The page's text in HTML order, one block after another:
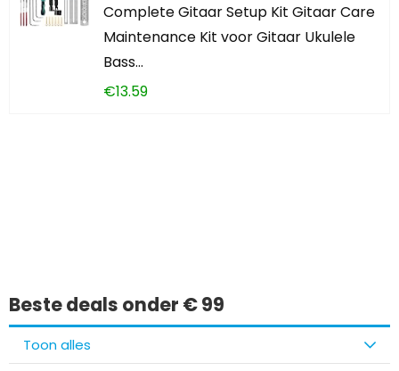
Complete Gitaar Setup Kit Gitaar Care
Maintenance Kit voor Gitaar Ukulele
Bass…
€13.59
Beste deals onder € 99
Toon alles